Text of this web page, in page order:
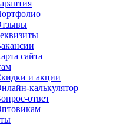
сайта
и акции
калькулятор
ответ